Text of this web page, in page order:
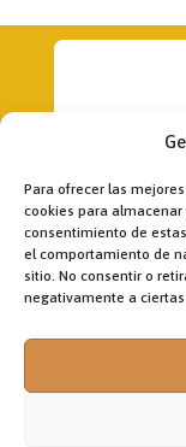
Para ofrecer las
cookies para
consentimiento de
el comportamiento de
sitio. No consentir o
negativamente a